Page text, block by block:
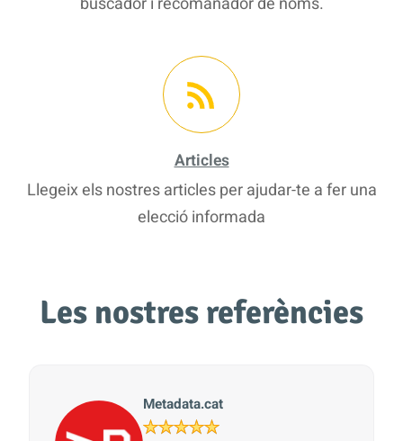
Articles
Llegeix els nostres articles per ajudar-te a fer una
elecció informada
Les nostres referències
Metadata.cat